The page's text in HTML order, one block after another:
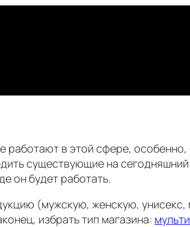
в этой сфере,
существующие на
он будет работать.
(мужскую, женскую,
избрать тип магазина: